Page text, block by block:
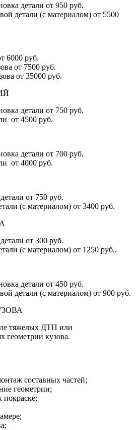
детали от 950 руб.
детали (с материалом) от 5500
6000 руб.
от 7500 руб.
от 35000 руб.
детали от 750 руб.
от 4500 руб.
детали от 700 руб.
от 4000 руб.
от 750 руб.
(с материалом) от 3400 руб.
от 300 руб.
(с материалом) от 1250 руб..
детали от 450 руб.
детали (с материалом) от 900 руб.
тяжелых ДТП или
геометрии кузова.
составных частей;
геометрии;
покраске;